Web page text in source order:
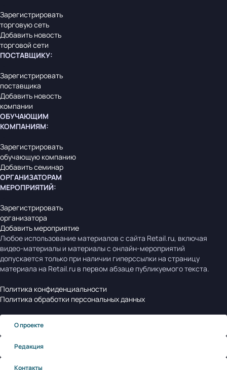
Зарегистрировать
торговую сеть
Добавить новость
торговой сети
ПОСТАВЩИКУ:
Зарегистрировать
поставщика
Добавить новость
компании
ОБУЧАЮЩИМ
КОМПАНИЯМ:
Зарегистрировать
обучающую компанию
Добавить семинар
ОРГАНИЗАТОРАМ
МЕРОПРИЯТИЙ:
Зарегистрировать
организатора
Добавить мероприятие
Любое использование материалов с сайта Retail.ru, включая
видео-материалы и материалы с онлайн-мероприятий
допускается только при наличии гиперссылки на страницу
материала на Retail.ru в первом абзаце публикуемого текста.
Политика конфиденциальности
Политика обработки персональных данных
О проекте
Редакция
Контакты